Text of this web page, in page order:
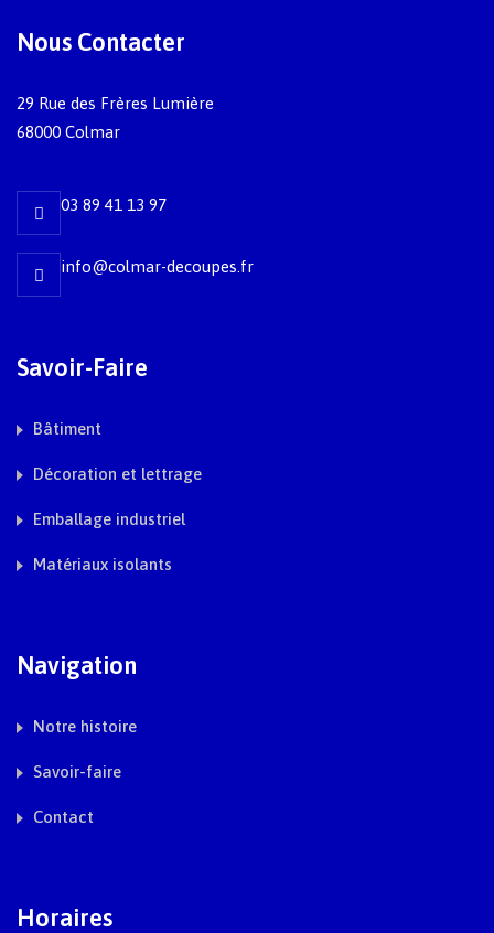
Nous Contacter
29 Rue des Frères Lumière
68000 Colmar
03 89 41 13 97
info@colmar-decoupes.fr
Savoir-Faire
Bâtiment
Décoration et lettrage
Emballage industriel
Matériaux isolants
Navigation
Notre histoire
Savoir-faire
Contact
Horaires